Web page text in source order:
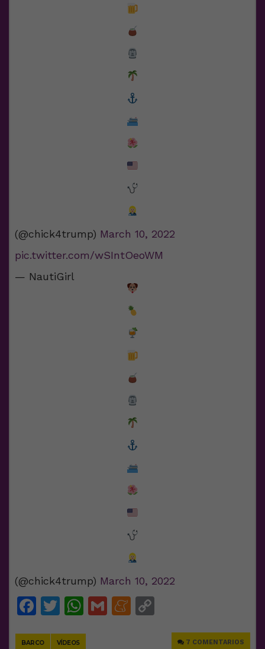
(@chick4trump) March 10, 2022
pic.twitter.com/wSIntOeoWM
— NautiGirl
(@chick4trump) March 10, 2022
Facebook
Twitter
WhatsApp
GmailMeneame
BARCO VÍDEOS 7 COMENTARIOS